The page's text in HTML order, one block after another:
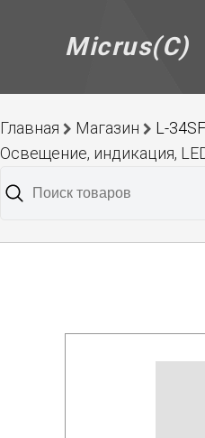
Micrus(C)
Главная Магазин
L-
Освещение, индикация,